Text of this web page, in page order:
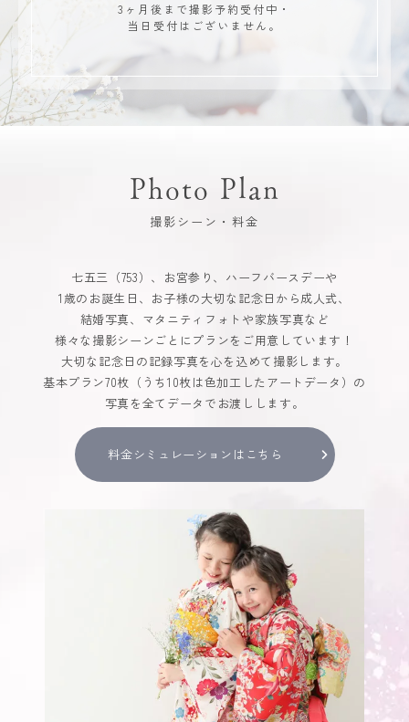
3ヶ月後まで撮影予約受付中・
当日受付はございません。
Photo Plan
撮影シーン・料金
七五三（753）、お宮参り、ハーフバースデーや
1歳のお誕生日、お子様の大切な記念日から成人式、
結婚写真、マタニティフォトや家族写真など
様々な撮影シーンごとにプランをご用意しています！
大切な記念日の記録写真を心を込めて撮影します。
基本プラン70枚（うち10枚は色加工したアートデータ）の
写真を全てデータでお渡しします。
料金シミュレーションはこちら